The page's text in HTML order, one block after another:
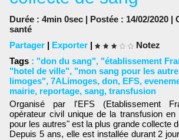
Durée : 4min 0sec | Postée : 14/02/2020 |
santé
Partager | Exporter |
Notez
Tags : "don du sang", "établissement
"hotel de ville", "mon sang pour les
limoges", 7ALimoges, don, EFS,
mairie, reportage, sang, transfusion
Organisé par l'EFS (Etablissement
opérateur civil unique de la transfusion
pour les autres" est la plus grande collecte
Depuis 5 ans, elle est installée durant 2